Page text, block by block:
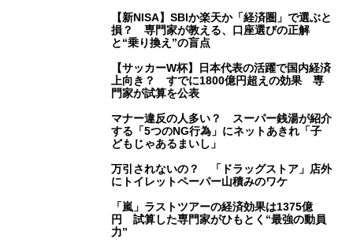
【新NISA】SBIか楽天か「経済圏」で選ぶと
損？ 専門家が教える、口座選びの正解
と“乗り換え”の盲点
【サッカーW杯】日本代表の活躍で国内経済
上向き？ すでに1800億円超えの効果 専
門家が試算を公表
マナー違反の人多い？ スーパー銭湯が紹介
する「5つのNG行為」にネットあきれ「子
どもじゃあるまいし」
万引されないの？ 「ドラッグストア」店外
にトイレットペーパー山積みのワケ
「嵐」ラストツアーの経済効果は1375億
円 試算した専門家がひもとく“最強の動員
力”